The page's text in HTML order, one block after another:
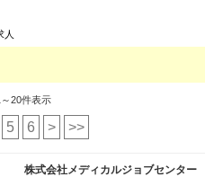
人
20件表示
5 6 > >>
株式会社メディカルジョブセンター